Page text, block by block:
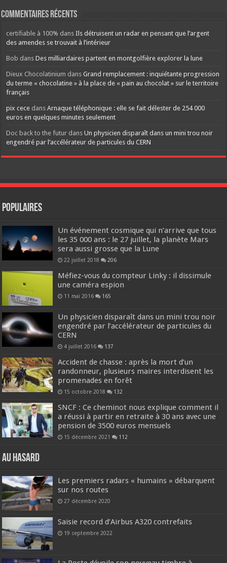
Commentaires récents
certifiable à 100% dansIls détruisent un radar en pensant que l’argent
des amendes se trouvait à l’intérieur
Bob dansDes milliardaires partent en montgolfière explorer la lune
Dieux Chocolatinium dansGrand remplacement : inquiétante progression
du terme « chocolatine » à la place de « pain au chocolat » sur le territoire
français
pix cece dansArnaque téléphonique : elle se fait délester de 254 000
euros en quelques minutes seulement
Doc back to the futur dansUn physicien disparaît dans un mini trou noir
engendré par l’accélérateur de particules du CERN
Populaires
Un événement cosmique qui n’arrive que tous
les 35 000 ans : le 27 juillet, la planète Mars
sera aussi grosse que la Lune
22 juillet 2018 206
Méfiez-vous du compteur Linky : il dissimule
une caméra espion
11 mai 2016 165
Un physicien disparaît dans un mini trou noir
engendré par l’accélérateur de particules du
CERN
4 juillet 2016 137
Accident de chasse : après la mort d’un
randonneur, plusieurs maires interdisent les
promenades en forêt
15 octobre 2018 132
SNCF : Ce cheminot nous explique comment il
a réussi à partir en retraite à 30 ans avec une
pension de 3500 euros mensuels
15 décembre 2021 112
Au hasard
Les premiers radars « humains » débarquent
sur nos routes
27 décembre 2020
Saisie record d’Airbus A320 contrefaits
19 septembre 2022